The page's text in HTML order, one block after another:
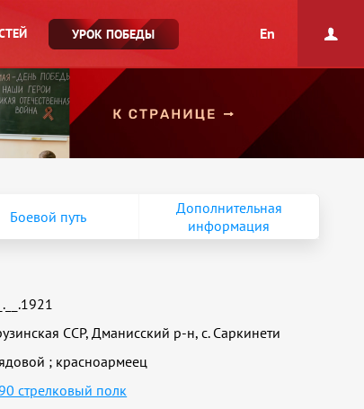
УРОК ПОБЕДЫ En
Боевой путь
Дополнительная
информация
__.__.1921
ССР, Дманисский р-н, с. Саркинети
; красноармеец
стрелковый полк